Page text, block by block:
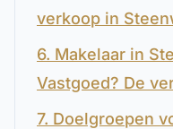
verkoop in
6. Makelaar in
Vastgoed? De
7. Doelgroepen